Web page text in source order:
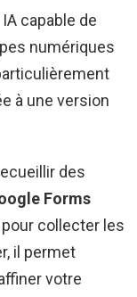
capable de
numériques
à une version
des
Forms
collecter les
il permet
votre